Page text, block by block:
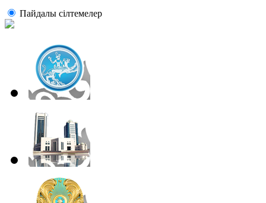
Пайдалы сiлтемелер